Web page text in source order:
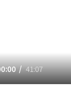
41:07